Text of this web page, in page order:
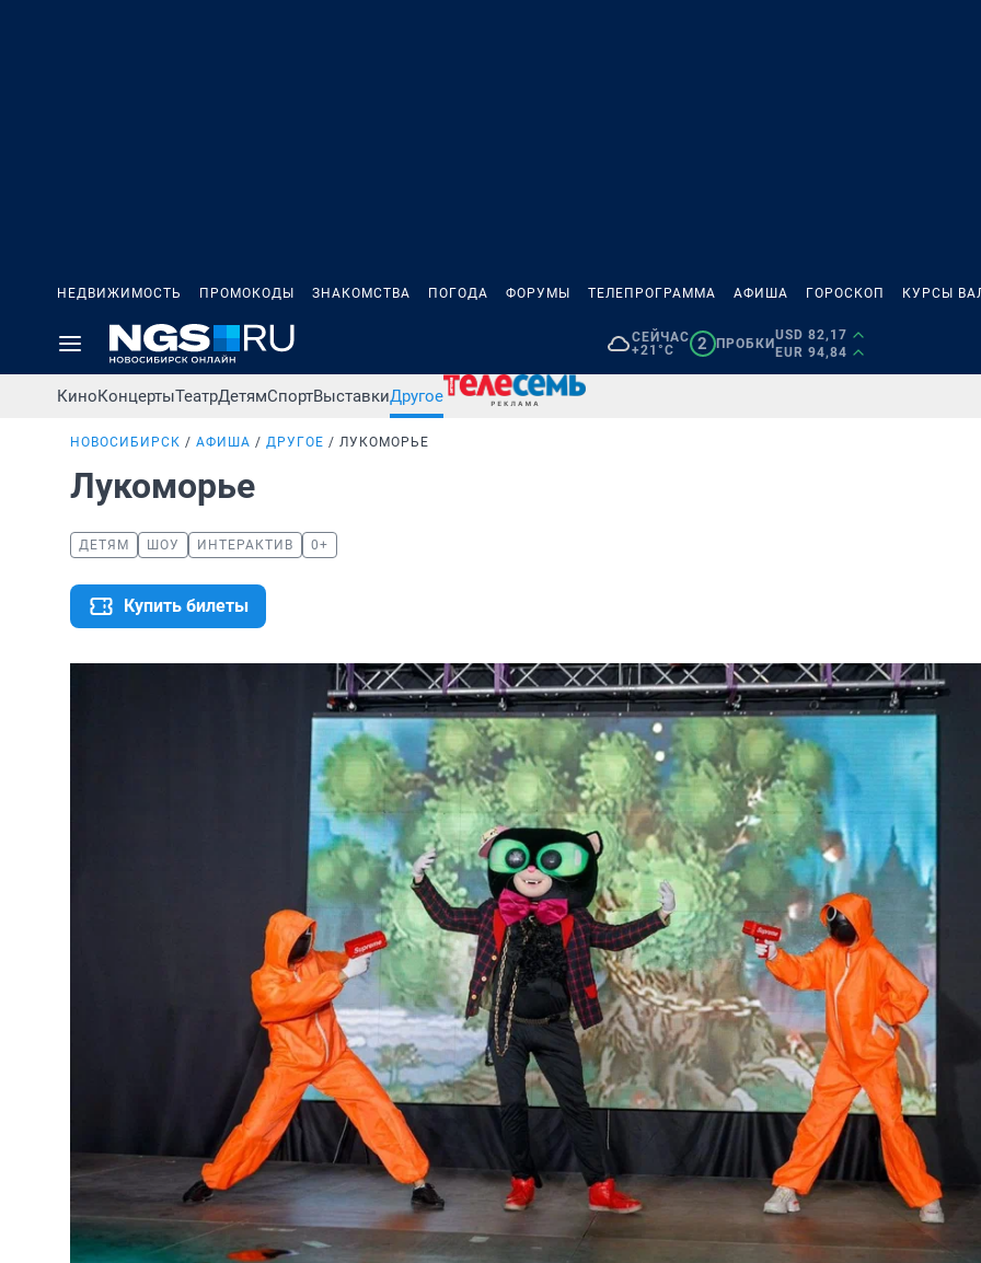
НЕДВИЖИМОСТЬ ПРОМОКОДЫ ЗНАКОМСТВА ПОГОДА ФОРУМЫ ТЕЛЕПРОГРАММА АФИША ГОРОСКОП КУРСЫ
СЕЙЧАС
+21°C
2 ПРОБКИ
USD 82,17
EUR 94,84
КиноКонцертыТеатрДетямСпортВыставкиДругое
НОВОСИБИРСК АФИША ДРУГОЕ ЛУКОМОРЬЕ
Лукоморье
ДЕТЯМ ШОУ ИНТЕРАКТИВ 0+
Купить билеты